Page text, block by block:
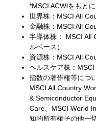
*MSCI ACWIをもと
世界株：MSCI All
金融株：MSCI All
半導体株： MSCI All
ルベース）
資源株：MSCI All
ヘルスケア株：
指数の著作権等につ
MSCI All Country
& Semiconductor
Care、MSCI World
知的所有権その他一